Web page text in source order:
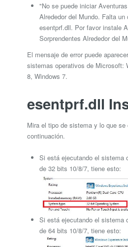
"No se puede iniciar
Alrededor del Mundo. Falta un
esentprf.dll. Por favor instale
Sorprendentes Alrededor del
El mensaje de error puede
sistemas operativos de Microsoft:
8, Windows 7.
esentprf.dll
Mira el tipo de sistema y lo que se
continuación.
Si está ejecutando el sistema
de 32 bits 10/8/7, tiene esto:
Si está ejecutando el sistema
de 64 bits 10/8/7, tiene esto: